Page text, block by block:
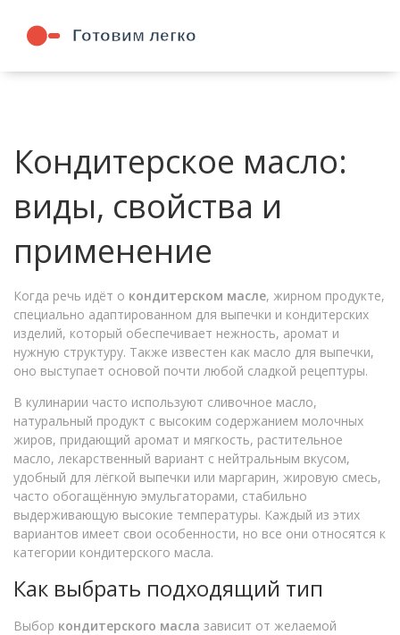
Кондитерское масло:
виды, свойства и
применение
Когда речь идёт о кондитерском масле, жирном продукте,
специально адаптированном для выпечки и кондитерских
изделий, который обеспечивает нежность, аромат и
нужную структуру. Также известен как масло для выпечки,
оно выступает основой почти любой сладкой рецептуры.
В кулинарии часто используют сливочное масло,
натуральный продукт с высоким содержанием молочных
жиров, придающий аромат и мягкость, растительное
масло, лекарственный вариант с нейтральным вкусом,
удобный для лёгкой выпечки или маргарин, жировую смесь,
часто обогащённую эмульгаторами, стабильно
выдерживающую высокие температуры. Каждый из этих
вариантов имеет свои особенности, но все они относятся к
категории кондитерского масла.
Как выбрать подходящий тип
Выбор кондитерского масла зависит от желаемой